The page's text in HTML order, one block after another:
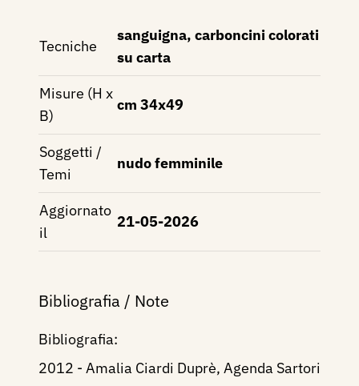
Tecniche
sanguigna, carboncini colorati
su carta
Misure (H x
B)
cm 34x49
Soggetti /
Temi
nudo femminile
Aggiornato
il
21-05-2026
Bibliografia / Note
Bibliografia:
2012 - Amalia Ciardi Duprè, Agenda Sartori